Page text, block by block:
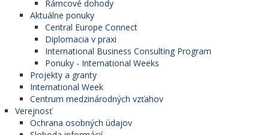
Rámcové dohody
Aktuálne ponuky
Central Europe Connect
Diplomacia v praxi
International Business Consulting Program
Ponuky - International Weeks
Projekty a granty
International Week
Centrum medzinárodných vzťahov
Verejnosť
Ochrana osobných údajov